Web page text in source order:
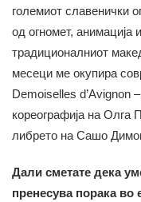
големиот славенички
од огномет, анимација
традиционалниот
месеци ме окупира
Demoiselles d’Avignon
кореографија на Олга
либрето на Сашо
Дали сметате дека
пренесува порака во